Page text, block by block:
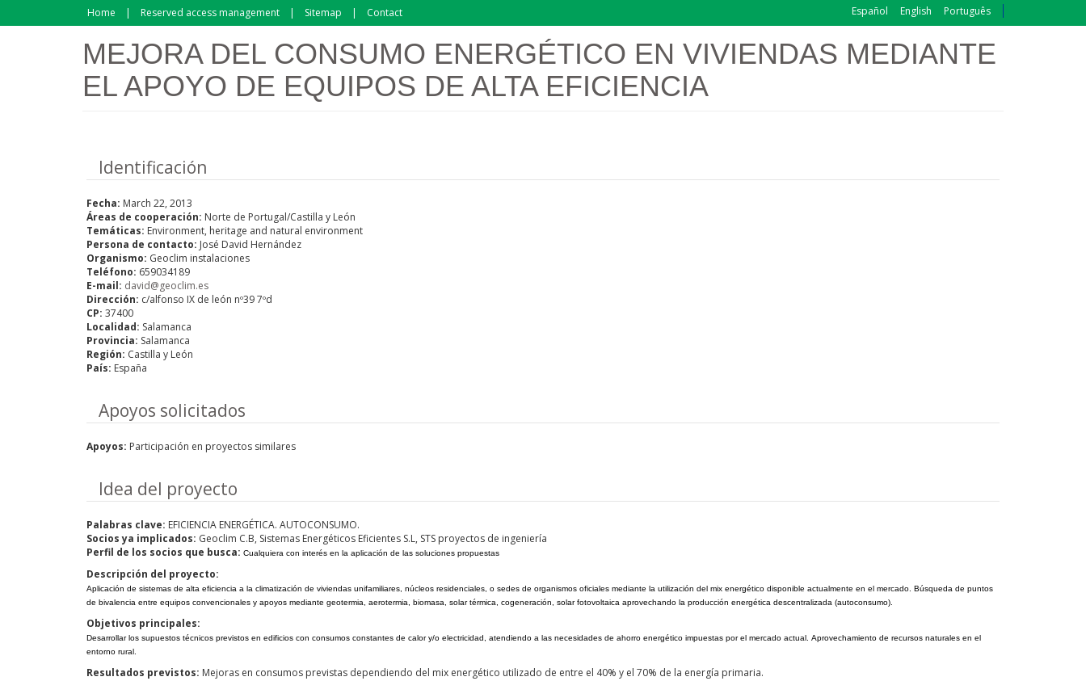
Skip to main contentHome Reserved access management Sitemap Contact Español English Português
MEJORA DEL CONSUMO ENERGÉTICO EN VIVIENDAS MEDIANTE
EL APOYO DE EQUIPOS DE ALTA EFICIENCIA
Hide
Identificación
Fecha: March 22, 2013
Áreas de cooperación: Norte de Portugal/Castilla y León
Temáticas: Environment, heritage and natural environment
Persona de contacto: José David Hernández
Organismo: Geoclim instalaciones
Teléfono: 659034189
E-mail: david@geoclim.es
Dirección: c/alfonso IX de león nº39 7ºd
CP: 37400
Localidad: Salamanca
Provincia: Salamanca
Región: Castilla y León
País: España
Hide
Apoyos solicitados
Apoyos: Participación en proyectos similares
Hide
Idea del proyecto
Palabras clave: EFICIENCIA ENERGÉTICA. AUTOCONSUMO.
Socios ya implicados: Geoclim C.B, Sistemas Energéticos Eficientes S.L, STS proyectos de ingeniería
Perfil de los socios que busca: Cualquiera con interés en la aplicación de las soluciones propuestas
Descripción del proyecto:
Aplicación de sistemas de alta eficiencia a la climatización de viviendas unifamiliares, núcleos residenciales, o sedes de organismos oficiales mediante la utilización del mix energético disponible actualmente en el mercado. Búsqueda de puntos
de bivalencia entre equipos convencionales y apoyos mediante geotermia, aerotermia, biomasa, solar térmica, cogeneración, solar fotovoltaica aprovechando la producción energética descentralizada (autoconsumo).
Objetivos principales:
Desarrollar los supuestos técnicos previstos en edificios con consumos constantes de calor y/o electricidad, atendiendo a las necesidades de ahorro energético impuestas por el mercado actual. Aprovechamiento de recursos naturales en el
entorno rural.
Resultados previstos: Mejoras en consumos previstas dependiendo del mix energético utilizado de entre el 40% y el 70% de la energía primaria.